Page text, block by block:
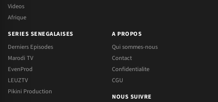
Videos
Afrique
SERIES SENEGALAISES
Derniers Episodes
Marodi TV
EvenProd
LEUZTV
Pikini Production
A PROPOS
Qui sommes-nous
Contact
Confidentialite
CGU
NOUS SUIVRE